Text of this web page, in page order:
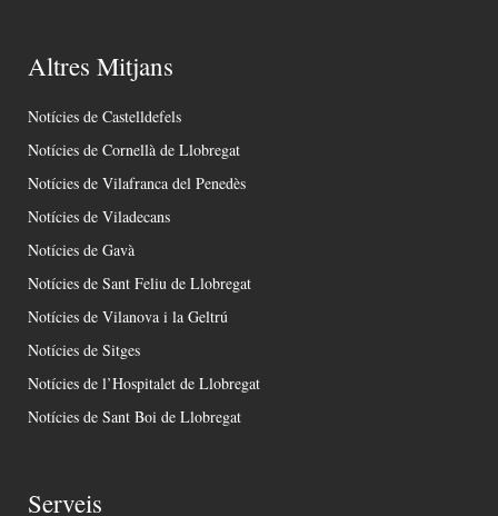
Altres Mitjans
Notícies de Castelldefels
Notícies de Cornellà de Llobregat
Notícies de Vilafranca del Penedès
Notícies de Viladecans
Notícies de Gavà
Notícies de Sant Feliu de Llobregat
Notícies de Vilanova i la Geltrú
Notícies de Sitges
Notícies de l’Hospitalet de Llobregat
Notícies de Sant Boi de Llobregat
Serveis